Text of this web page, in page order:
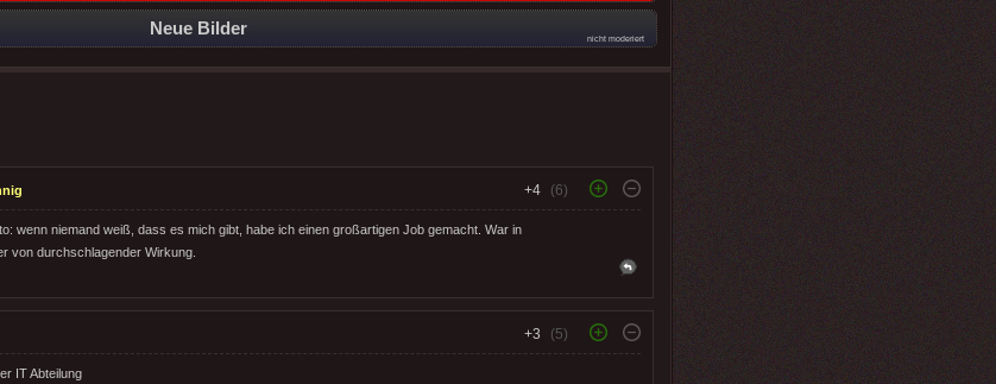
Neue Bilder
nicht moderiert
+4 (6)
wenn niemand weiß, dass es mich gibt, habe ich einen großartigen Job gemacht. War in
von durchschlagender Wirkung.
+3 (5)
IT Abteilung